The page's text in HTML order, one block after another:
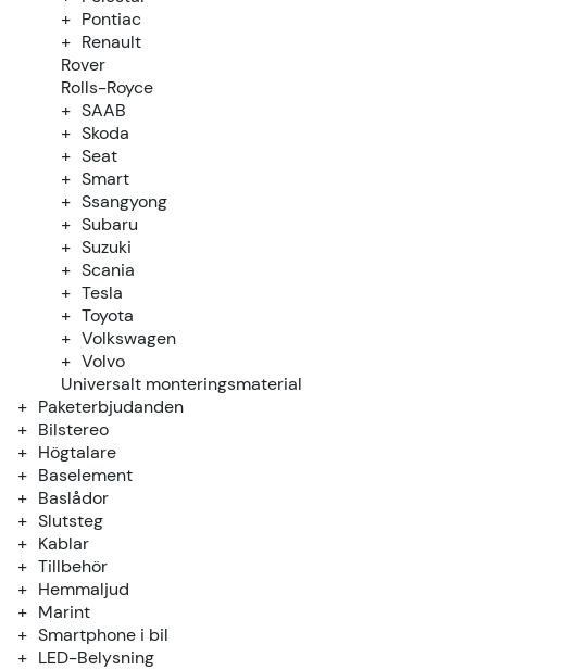
Pontiac
Renault
Rover
Rolls-Royce
SAAB
Skoda
Seat
Smart
Ssangyong
Subaru
Suzuki
Scania
Tesla
Toyota
Volkswagen
Volvo
Universalt monteringsmaterial
Paketerbjudanden
Bilstereo
Högtalare
Baselement
Baslådor
Slutsteg
Kablar
Tillbehör
Hemmaljud
Marint
Smartphone i bil
LED-Belysning